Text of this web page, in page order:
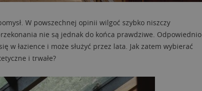
W powszechnej opinii wilgoć szybko niszczy
nie są jednak do końca prawdziwe. Odpowiednio
w łazience i może służyć przez lata. Jak zatem wybierać
i trwałe?